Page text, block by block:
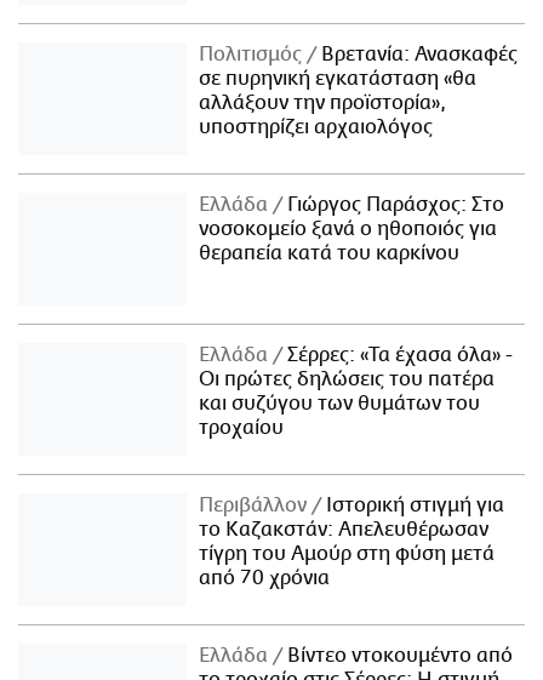
Πολιτισμός
Βρετανία: Ανασκαφές
σε πυρηνική εγκατάσταση «θα
αλλάξουν την προϊστορία»,
υποστηρίζει αρχαιολόγος
Ελλάδα
Γιώργος Παράσχος: Στο
νοσοκομείο ξανά ο ηθοποιός για
θεραπεία κατά του καρκίνου
Ελλάδα
Σέρρες: «Τα έχασα όλα» -
Οι πρώτες δηλώσεις του πατέρα
και συζύγου των θυμάτων του
τροχαίου
Περιβάλλον
Ιστορική στιγμή για
το Καζακστάν: Απελευθέρωσαν
τίγρη του Αμούρ στη φύση μετά
από 70 χρόνια
Ελλάδα
Βίντεο ντοκουμέντο από